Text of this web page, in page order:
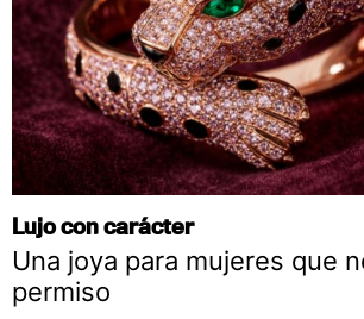
Lujo con carácter
Una joya para mujeres que
permiso